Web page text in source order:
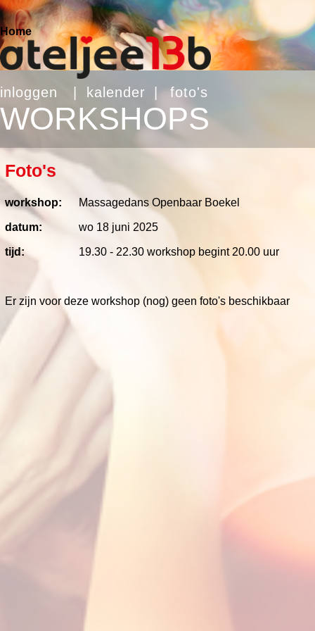
Foto's
workshop: Massagedans Openbaar Boekel
datum: wo 18 juni 2025
tijd: 19.30 - 22.30 workshop begint 20.00 uur
Er zijn voor deze workshop (nog) geen foto's beschikbaar
inloggen kalender foto's
WORKSHOPS
Home